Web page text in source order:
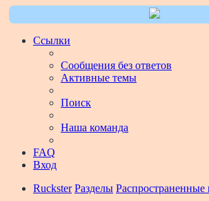
Ссылки
Сообщения без ответов
Активные темы
Поиск
Наша команда
FAQ
Вход
Ruckster Разделы